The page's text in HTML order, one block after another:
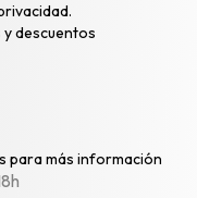
.
descuentos
para más información